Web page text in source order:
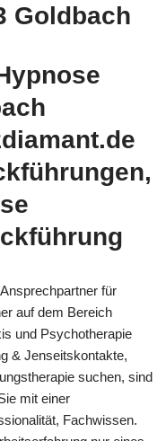
Goldbach
für
auf dem Bereich
und Psychotherapie
& Jenseitskontakte,
suchen, sind
mit einer
Fachwissen.